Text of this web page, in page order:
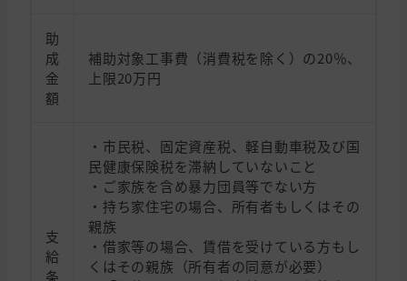
助
成
金
額
補助対象工事費（消費税を除く）の20％、
上限20万円
支
給
条
・市民税、固定資産税、軽自動車税及び国
民健康保険税を滞納していないこと
・ご家族を含め暴力団員等でない方
・持ち家住宅の場合、所有者もしくはその
親族
・借家等の場合、賃借を受けている方もし
くはその親族（所有者の同意が必要）